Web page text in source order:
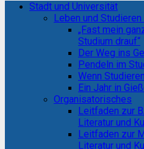
Stadt und Universität
Leben und Studieren
„Fast mein
Studium drauf“
Der Weg ins
Pendeln im
Wenn
Ein Jahr in
Organisatorisches
Leitfaden zur
Literatur und
Leitfaden zur
Literatur und